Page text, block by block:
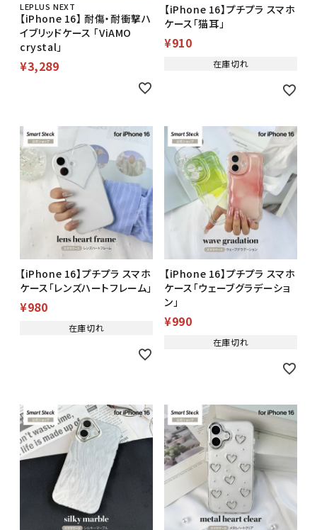
LEPLUS NEXT
【iPhone 16】 耐傷・耐衝撃ハ
イブリッドケース 「ViAMO
crystal」
¥3,289
【iPhone 16】プチプラ スマホ
ケース「猫耳」
¥910
在庫切れ
【iPhone 16】プチプラ スマホ
ケース「レンズハートフレーム」
¥980
在庫切れ
【iPhone 16】プチプラ スマホ
ケース「ウェーブグラデーショ
ン」
¥990
在庫切れ